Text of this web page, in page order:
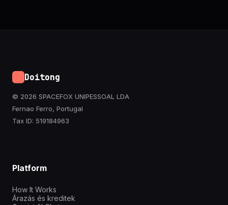
Doitong
© 2026 SPACEFOX UNIPESSOAL LDA
Fernao Ferro, Portugal
Tax ID: 519184963
Platform
How It Works
Árazás és kreditek